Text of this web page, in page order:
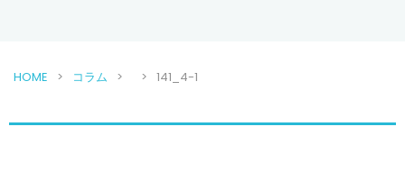
HOME コラム 141_4-1